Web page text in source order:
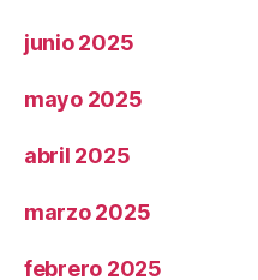
junio 2025
mayo 2025
abril 2025
marzo 2025
febrero 2025